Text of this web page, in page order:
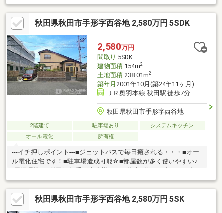
ォークインクローゼットなど収納充実■吹き抜けのリビングから
美しい眺望を楽しめます■お気に入りの本や雑貨を飾れる造り付
け本棚■建物敷地のほか、法面部分234㎡（雑種地）も。ゆとりあ
る敷地構成となっていますアンドエムは秋田市東口から徒歩10分
の地域密着店です。住宅のご購入のサポート以外にもリフォーム
のご相談も承ります！お客様に合わせた様々なご提案を行わせて
いただきますのでお気軽にご相談ください♪
秋田県秋田市手形字西谷地 2,580万円 5SDK
2,580万円
間取り 5SDK
建物面積154m2
土地面積238.01m2
築年月 2001年10月(築24年11ヶ月)
ＪＲ奥羽本線 秋田駅 徒歩7分
秋田県秋田市手形字西谷地
2階建て 駐車場あり
システムキッチン
オール電化
所有権
---イチ押しポイント---■ジェットバスで毎日癒される・・・■オー
ル電化住宅です！■駐車場造成可能☆■部屋数が多く使いやすい♪--
-周辺環境---■秋田銀行手形支店様・・・徒歩3分■セブンイレブン
秋田手形山崎店様・・・徒歩3分■あさひ保育園・・・徒歩4分■秋
田手形郵便局様・・・徒歩10分※当社では他社様が掲載している
物件もご紹介、ご案内が可能です！あわせて内覧を希望される際
は、お問い合わせの際希望の物件名をお申し付けくださいませ！
秋田県秋田市手形字西谷地 2,580万円 5SK